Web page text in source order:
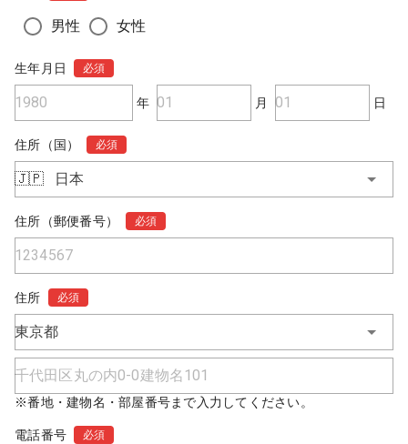
男性 女性
生年月日 必須
年 月 日
住所（国） 必須
🇯🇵 日本
住所（郵便番号） 必須
住所 必須
東京都
※番地・建物名・部屋番号まで入力してください。
電話番号 必須